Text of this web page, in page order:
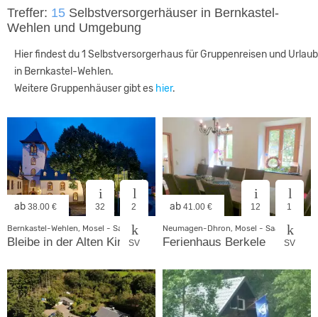
Treffer: 15 Selbstversorgerhäuser in Bernkastel-
Wehlen und Umgebung
Hier findest du 1 Selbstversorgerhaus für Gruppenreisen und Urlaub
in Bernkastel-Wehlen.
Weitere Gruppenhäuser gibt es hier.
ab 38.00 € 32 2
SV
Bernkastel-Wehlen, Mosel - Saar
Bleibe in der Alten Kirche
ab 41.00 € 12 1
SV
Neumagen-Dhron, Mosel - Saar
Ferienhaus Berkele